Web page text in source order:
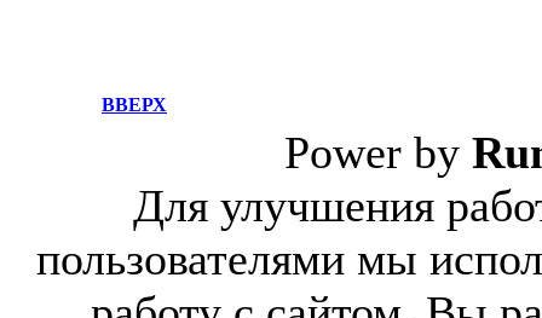
ВВЕРХ
Power by
Для улучшения
пользователями мы